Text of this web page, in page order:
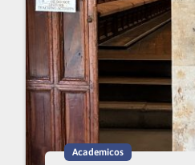
Academicos